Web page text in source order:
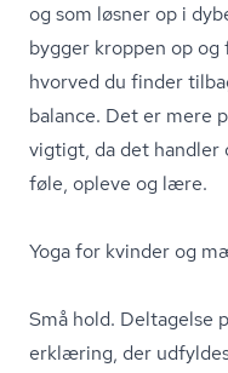
og som løsner op i
bygger kroppen op
hvorved du finder
balance. Det er mere
vigtigt, da det
føle, opleve og lære.
Yoga for kvinder og
Små hold. Deltagelse
erklæring, der